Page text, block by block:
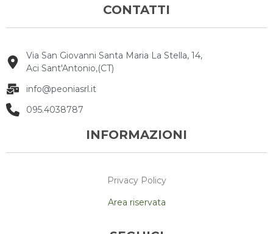
CONTATTI
Via San Giovanni Santa Maria La Stella, 14,
Aci Sant'Antonio,(CT)
info@peoniasrl.it
095.4038787
INFORMAZIONI
Privacy Policy
Area riservata